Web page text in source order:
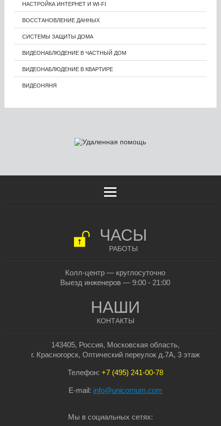
НАСТРОЙКА ИНТЕРНЕТ И WI-FI
ВОССТАНОВЛЕНИЕ ДАННЫХ
СИСТЕМЫ ЗАЩИТЫ ДОМА
ВИДЕОНАБЛЮДЕНИЕ В ЧАСТНЫЙ ДОМ
ВИДЕОНАБЛЮДЕНИЕ В КВАРТИРЕ
ВИДЕОНЯНЯ
ЧАСЫ
РАБОТЫ
Колл-центр — круглосуточно
Выезд инженеров — 9:00 - 21:00
НАШИ
КОНТАКТЫ
143405, Россия, Московская область,
г. Красногорск, Оптический переулок д.7А, 3 этаж
Телефон: +7 (495) 241-00-78
E-mail: info@unicornum.com
Мы в социальных сетях: